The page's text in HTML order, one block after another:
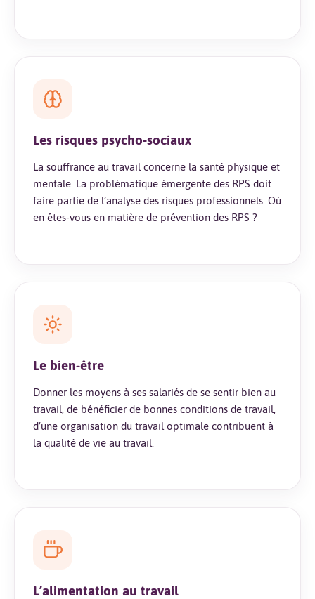
Les risques psycho-sociaux
La souffrance au travail concerne la santé physique et
mentale. La problématique émergente des RPS doit
faire partie de l’analyse des risques professionnels. Où
en êtes-vous en matière de prévention des RPS ?
Le bien-être
Donner les moyens à ses salariés de se sentir bien au
travail, de bénéficier de bonnes conditions de travail,
d’une organisation du travail optimale contribuent à
la qualité de vie au travail.
L’alimentation au travail